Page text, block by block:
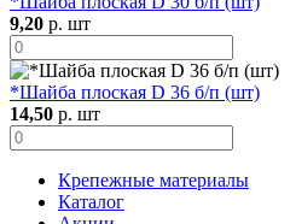
9,20 р. шт
*Шайба плоская D 36 б/п (шт)
14,50 р. шт
Крепежные материалы
Каталог